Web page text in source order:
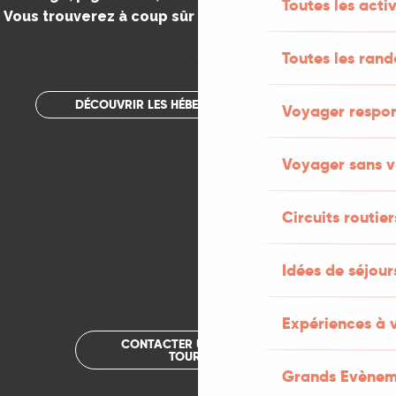
Toutes les
Toutes les
Voyager
Voyager sans
Circuits
Idées de
Expériences à
Grands
Vous trouverez à coup sûr votre bonheur dans le Lot.
.
DÉCOUVRIR LES HÉBERGEMENTS INSOLITES
CONTACTER UN OFFICE DE
TOURISME